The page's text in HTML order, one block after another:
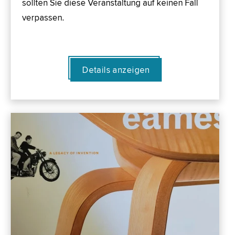
sollten Sie diese Veranstaltung auf keinen Fall
verpassen.
Details anzeigen